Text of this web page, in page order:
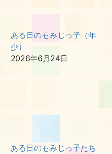
ある日のもみじっ子（年
少）
2026年6月24日
ある日のもみじっ子たち